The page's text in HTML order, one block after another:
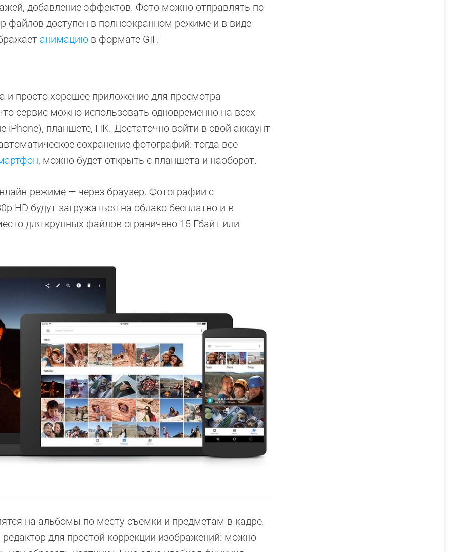
добавление эффектов. Фото можно отправлять по
файлов доступен в полноэкранном режиме и в виде
анимацию в формате GIF.
и просто хорошее приложение для просмотра
сервис можно использовать одновременно на всех
iPhone), планшете, ПК. Достаточно войти в свой аккаунт
сохранение фотографий: тогда все
, можно будет открыть с планшета и наоборот.
режиме — через браузер. Фотографии с
HD будут загружаться на облако бесплатно и в
для крупных файлов ограничено 15 Гбайт или
на альбомы по месту съемки и предметам в кадре.
для простой коррекции изображений: можно